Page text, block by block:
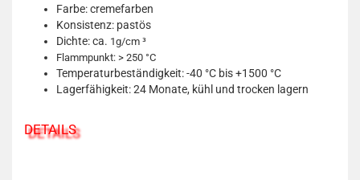
Farbe: cremefarben
Konsistenz: pastös
Dichte: ca. 1g/cm ³
Flammpunkt: > 250 °C
Temperaturbeständigkeit: -40 °C bis +1500 °C
Lagerfähigkeit: 24 Monate, kühl und trocken lagern
DETAILS